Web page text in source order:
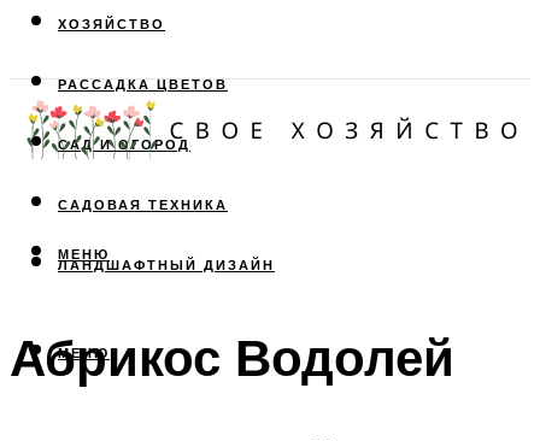
ХОЗЯЙСТВО
РАССАДКА ЦВЕТОВ
САД И ОГОРОД
САДОВАЯ ТЕХНИКА
ЛАНДШАФТНЫЙ ДИЗАЙН
МЕНЮ
МЕНЮ
Абрикос Водолей